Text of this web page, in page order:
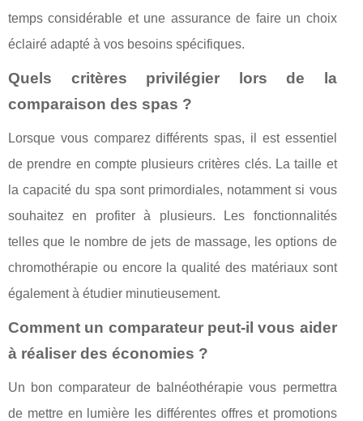
temps considérable et une assurance de faire un choix
éclairé adapté à vos besoins spécifiques.
Quels critères privilégier lors de la
comparaison des spas ?
Lorsque vous comparez différents spas, il est essentiel
de prendre en compte plusieurs critères clés. La taille et
la capacité du spa sont primordiales, notamment si vous
souhaitez en profiter à plusieurs. Les fonctionnalités
telles que le nombre de jets de massage, les options de
chromothérapie ou encore la qualité des matériaux sont
également à étudier minutieusement.
Comment un comparateur peut-il vous aider
à réaliser des économies ?
Un bon comparateur de balnéothérapie vous permettra
de mettre en lumière les différentes offres et promotions